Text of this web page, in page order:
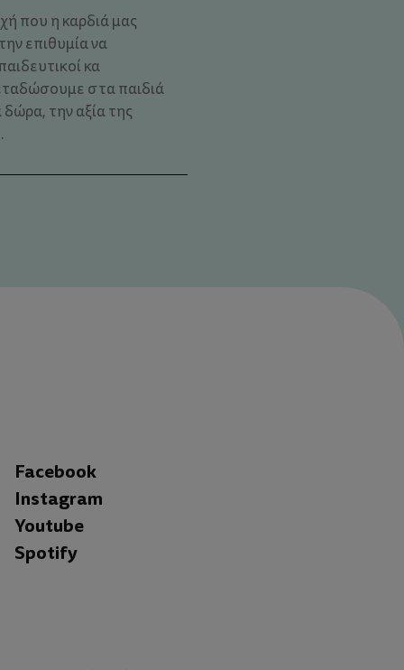
που η καρδιά μας
επιθυμία να
κα
στα παιδιά
την αξία της
Facebook
Instagram
Youtube
Spotify